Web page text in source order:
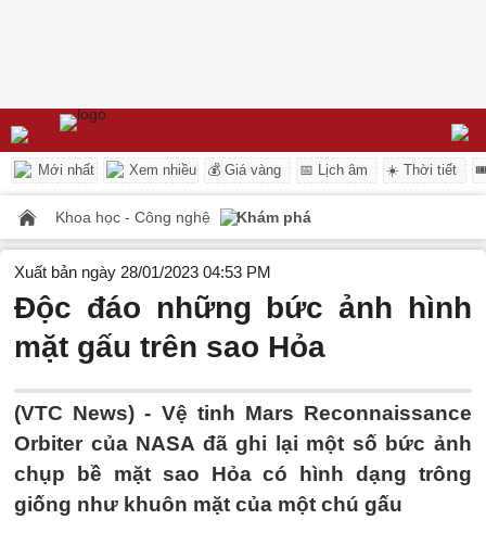
Mới nhất Xem nhiều 💰 Giá vàng 📅 Lịch âm ☀️ Thời tiết
Khoa học - Công nghệ Khám phá
Xuất bản ngày 28/01/2023 04:53 PM
Độc đáo những bức ảnh hình
mặt gấu trên sao Hỏa
(VTC News) - Vệ tinh Mars Reconnaissance
Orbiter của NASA đã ghi lại một số bức ảnh
chụp bề mặt sao Hỏa có hình dạng trông
giống như khuôn mặt của một chú gấu